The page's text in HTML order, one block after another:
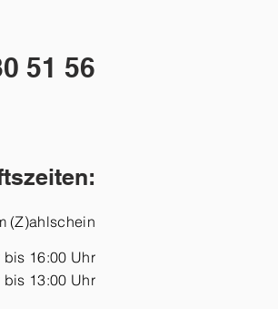
51 56
(Z)ahlschein
16:00 Uhr
bis 13:00 Uhr